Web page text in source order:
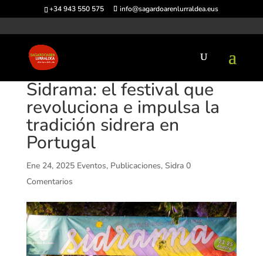
+34 943 550 575 info@sagardoarenlurraldea.eus
Sidrama: el festival que
revoluciona e impulsa la
tradición sidrera en
Portugal
Ene 24, 2025 Eventos, Publicaciones, Sidra 0
Comentarios